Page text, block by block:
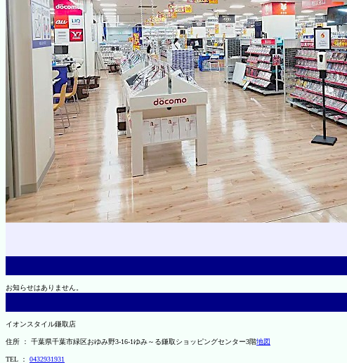
お知らせはありません。
イオンスタイル鎌取店
住所 ： 千葉県千葉市緑区おゆみ野3-16-1ゆみ～る鎌取ショッピングセンター3階地図
TEL ： 0432931931